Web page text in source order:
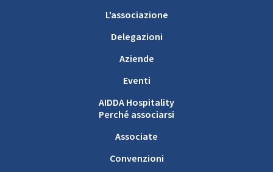
L’associazione
Delegazioni
Aziende
Eventi
AIDDA Hospitality
Perché associarsi
Associate
Convenzioni